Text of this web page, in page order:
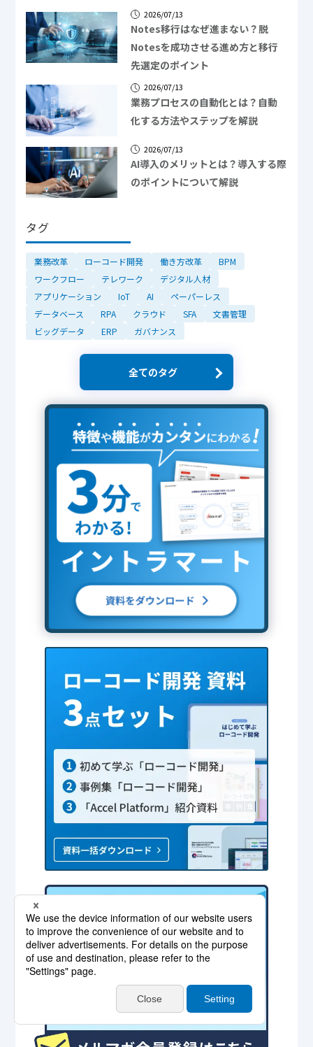
2026/07/13
Notes移行はなぜ進まない？脱
Notesを成功させる進め方と移行
先選定のポイント
2026/07/13
業務プロセスの自動化とは？自動
化する方法やステップを解説
2026/07/13
AI導入のメリットとは？導入する際
のポイントについて解説
タグ
業務改革 ローコード開発 働き方改革
BPM
ワークフロー
テレワーク
デジタル人材
アプリケーション
IoT AI
ペーパーレス
データベース
RPA クラウド SFA
文書管理
ビッグデータ
ERP ガバナンス
全てのタグ